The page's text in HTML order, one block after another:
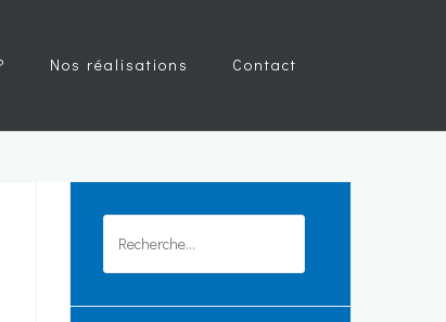
Nos réalisations Contact